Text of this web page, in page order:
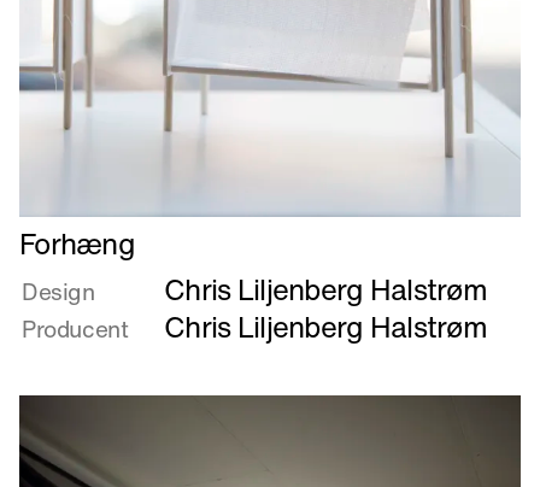
Læs
mere
om
Forhæng
Forhæng
Design Chris Liljenberg Halstrøm
Producent Chris Liljenberg Halstrøm